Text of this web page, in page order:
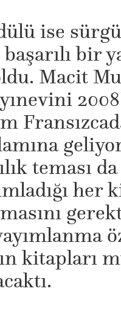
ise
bir
Macit
teması
her
kitapları